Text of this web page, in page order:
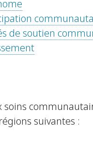
de soutien
soins
suivantes :